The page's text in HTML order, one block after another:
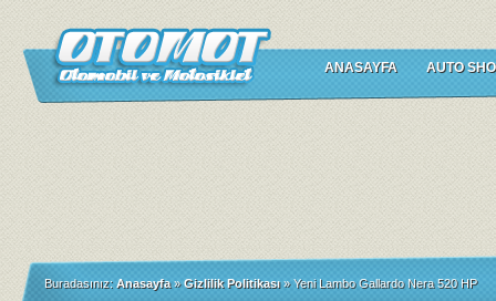
ANASAYFA AUTO
Buradasınız: Anasayfa » Gizlilik Politikası » Yeni Lambo Gallardo Nera 520 HP